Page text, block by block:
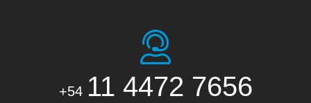
+54 11 4472 7656